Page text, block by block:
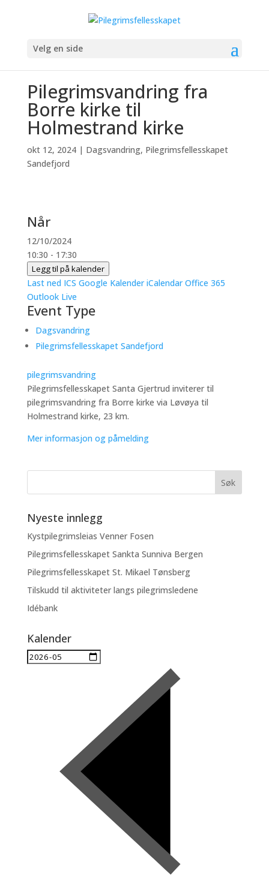
Velg en side
Pilegrimsvandring fra
Borre kirke til
Holmestrand kirke
okt 12, 2024| Dagsvandring, Pilegrimsfellesskapet
Sandefjord
Når
12/10/2024
10:30 - 17:30
Legg til på kalender
Last ned ICS Google Kalender iCalendar Office 365
Outlook Live
Event Type
Dagsvandring
Pilegrimsfellesskapet Sandefjord
pilegrimsvandring
Pilegrimsfellesskapet Santa Gjertrud inviterer til
pilegrimsvandring fra Borre kirke via Løvøya til
Holmestrand kirke, 23 km.
Mer informasjon og påmelding
Nyeste innlegg
Kystpilegrimsleias Venner Fosen
Pilegrimsfellesskapet Sankta Sunniva Bergen
Pilegrimsfellesskapet St. Mikael Tønsberg
Tilskudd til aktiviteter langs pilegrimsledene
Idébank
Kalender